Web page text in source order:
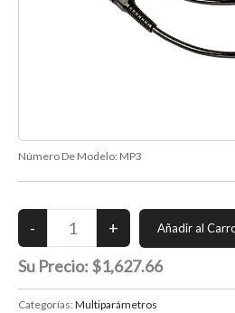
Número De Modelo: MP3
Su Precio: $1,627.66
Categorías: Multiparámetros